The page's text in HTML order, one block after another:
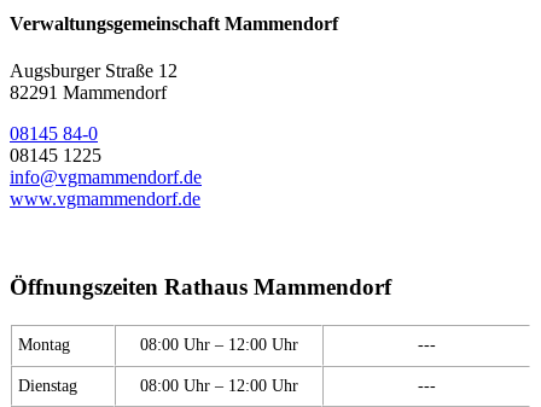
Verwaltungsgemeinschaft Mammendorf
Augsburger Straße 12
82291 Mammendorf
08145 84-0
08145 1225
info@vgmammendorf.de
www.vgmammendorf.de
Öffnungszeiten Rathaus Mammendorf
Montag 08:00 Uhr – 12:00 Uhr ---
Dienstag 08:00 Uhr – 12:00 Uhr ---